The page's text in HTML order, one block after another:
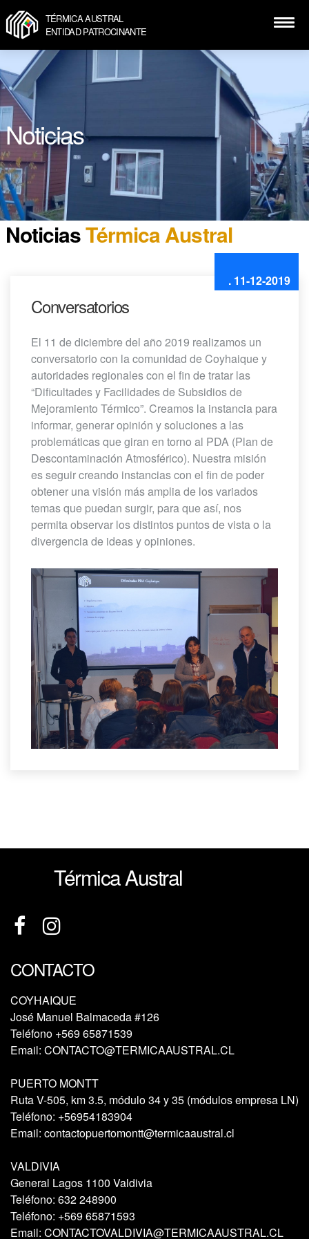
TÉRMICA AUSTRAL
ENTIDAD PATROCINANTE
Noticias
NoticiasTérmica Austral
. 11-12-2019
Conversatorios
El 11 de diciembre del año 2019 realizamos un
conversatorio con la comunidad de Coyhaique y
autoridades regionales con el fin de tratar las
“Dificultades y Facilidades de Subsidios de
Mejoramiento Térmico”. Creamos la instancia para
informar, generar opinión y soluciones a las
problemáticas que giran en torno al PDA (Plan de
Descontaminación Atmosférico). Nuestra misión
es seguir creando instancias con el fin de poder
obtener una visión más amplia de los variados
temas que puedan surgir, para que así, nos
permita observar los distintos puntos de vista o la
divergencia de ideas y opiniones.
Térmica Austral
CONTACTO
COYHAIQUE
José Manuel Balmaceda #126
Teléfono +569 65871539
Email: CONTACTO@TERMICAAUSTRAL.CL
PUERTO MONTT
Ruta V-505, km 3.5, módulo 34 y 35 (módulos empresa LN)
Teléfono: +56954183904
Email: contactopuertomontt@termicaaustral.cl
VALDIVIA
General Lagos 1100 Valdivia
Teléfono: 632 248900
Teléfono: +569 65871593
Email: CONTACTOVALDIVIA@TERMICAAUSTRAL.CL